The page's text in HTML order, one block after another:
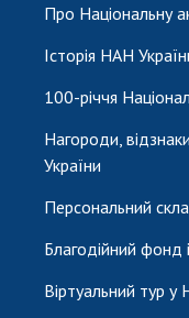
Про Національну
Історія НАН
100-річчя
Нагороди,
України
Персональний
Благодійний фонд
Віртуальний тур у